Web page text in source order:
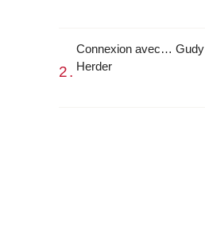
Connexion avec… Gudy
Herder